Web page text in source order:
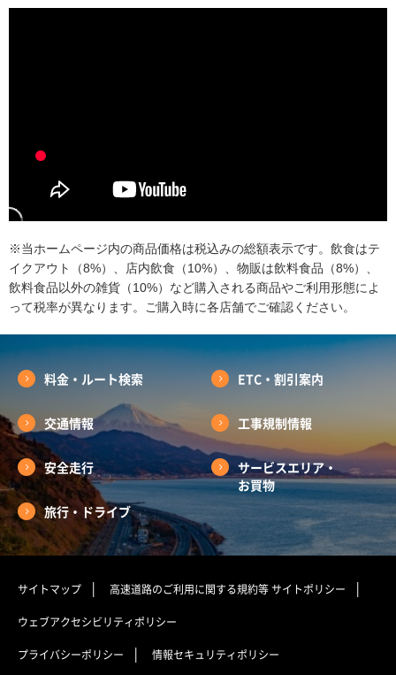
※当ホームページ内の商品価格は税込みの総額表示です。飲食はテ
イクアウト（8%）、店内飲食（10%）、物販は飲料食品（8%）、
飲料食品以外の雑貨（10%）など購入される商品やご利用形態によ
って税率が異なります。ご購入時に各店舗でご確認ください。
料金・ルート検索 ETC・割引案内
交通情報 工事規制情報
安全走行
サービスエリア・
お買物
旅行・ドライブ
サイトマップ 高速道路のご利用に関する規約等サイトポリシー
ウェブアクセシビリティポリシー
プライバシーポリシー 情報セキュリティポリシー